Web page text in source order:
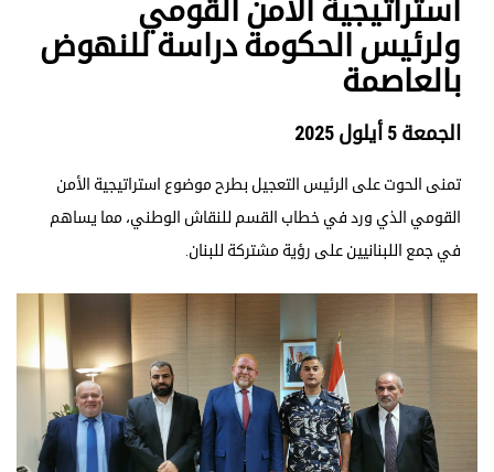
استراتيجية الأمن القومي
ولرئيس الحكومة دراسة للنهوض
بالعاصمة
الجمعة 5 أيلول 2025
تمنى الحوت على الرئيس التعجيل بطرح موضوع استراتيجية الأمن
القومي الذي ورد في خطاب القسم للنقاش الوطني، مما يساهم
في جمع اللبنانيين على رؤية مشتركة للبنان.